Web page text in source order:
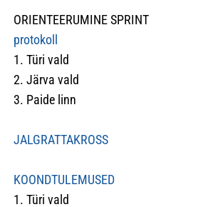
ORIENTEERUMINE SPRINT
protokoll
1. Türi vald
2. Järva vald
3. Paide linn
JALGRATTAKROSS
KOONDTULEMUSED
1. Türi vald